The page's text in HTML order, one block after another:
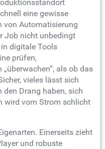
eine gewisse
von Automatisierung
Job nicht unbedingt
digitale Tools
prüfen,
als ob das
vieles lässt sich
den Drang haben, sich
wird vom Strom schlicht
Einerseits zieht
und robuste